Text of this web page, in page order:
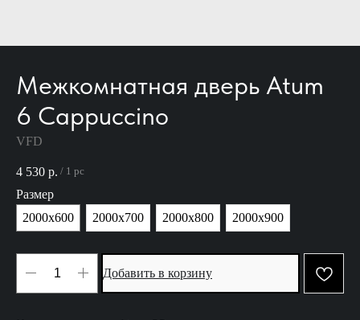
Межкомнатная дверь Atum
6 Cappuccino
VFD
4 530 р. / 1 pc
Размер
2000х600
2000х700 2000х800 2000х900
Добавить в корзину